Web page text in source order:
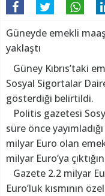
Güneyde emekli
yaklaştı
Güney Kıbrıs’taki
Sosyal Sigortalar
gösterdiği belirtildi.
Politis gazetesi
süre önce
milyar Euro olan
milyar Euro’ya
Gazete 2.2 milyar
Euro’luk kısmının